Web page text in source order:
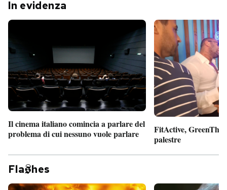
In evidenza
Il cinema italiano comincia a parlare del
problema di cui nessuno vuole parlare
FitActive,
palestre
Fla hes